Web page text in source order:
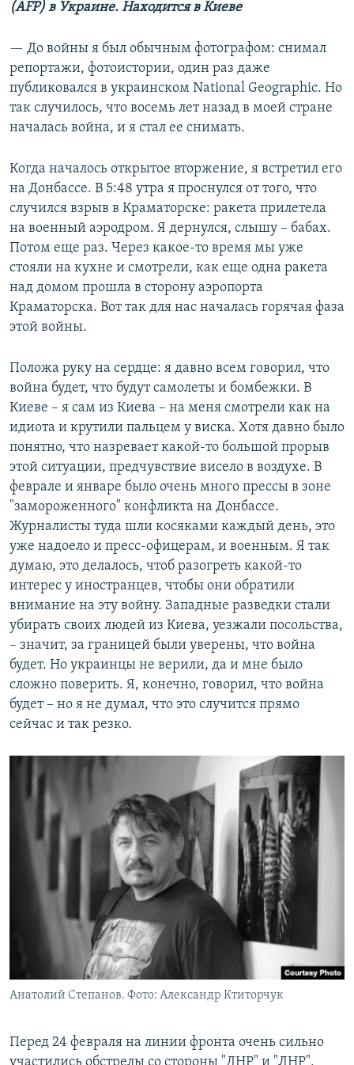
(AFP) в Украине. Находится в Киеве
— До войны я был обычным фотографом: снимал
репортажи, фотоистории, один раз даже
публиковался в украинском National Geographic. Но
так случилось, что восемь лет назад в моей стране
началась война, и я стал ее снимать.
Когда началось открытое вторжение, я встретил его
на Донбассе. В 5:48 утра я проснулся от того, что
случился взрыв в Краматорске: ракета прилетела
на военный аэродром. Я дернулся, слышу – бабах.
Потом еще раз. Через какое-то время мы уже
стояли на кухне и смотрели, как еще одна ракета
над домом прошла в сторону аэропорта
Краматорска. Вот так для нас началась горячая фаза
этой войны.
Положа руку на сердце: я давно всем говорил, что
война будет, что будут самолеты и бомбежки. В
Киеве – я сам из Киева – на меня смотрели как на
идиота и крутили пальцем у виска. Хотя давно было
понятно, что назревает какой-то большой прорыв
этой ситуации, предчувствие висело в воздухе. В
феврале и январе было очень много прессы в зоне
"замороженного" конфликта на Донбассе.
Журналисты туда шли косяками каждый день, это
уже надоело и пресс-офицерам, и военным. Я так
думаю, это делалось, чтоб разогреть какой-то
интерес у иностранцев, чтобы они обратили
внимание на эту войну. Западные разведки стали
убирать своих людей из Киева, уезжали посольства,
– значит, за границей были уверены, что война
будет. Но украинцы не верили, да и мне было
сложно поверить. Я, конечно, говорил, что война
будет – но я не думал, что это случится прямо
сейчас и так резко.
Анатолий Степанов. Фото: Александр Ктиторчук
Перед 24 февраля на линии фронта очень сильно
участились обстрелы со стороны "ДНР" и "ЛНР",